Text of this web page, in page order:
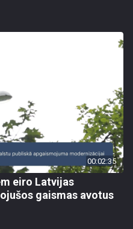
00:02:35
eiro Latvijas
gaismas avotus